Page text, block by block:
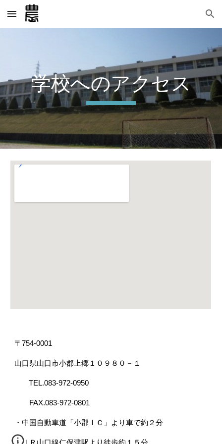
Skip to main content Skip to navigation
学校へのアクセス
〒754-0001
山口県山口市小郡上郷１０９８０－１
TEL.083-972-0950
FAX.083-972-0801
・中国自動車道「小郡ＩＣ」より車で約２分